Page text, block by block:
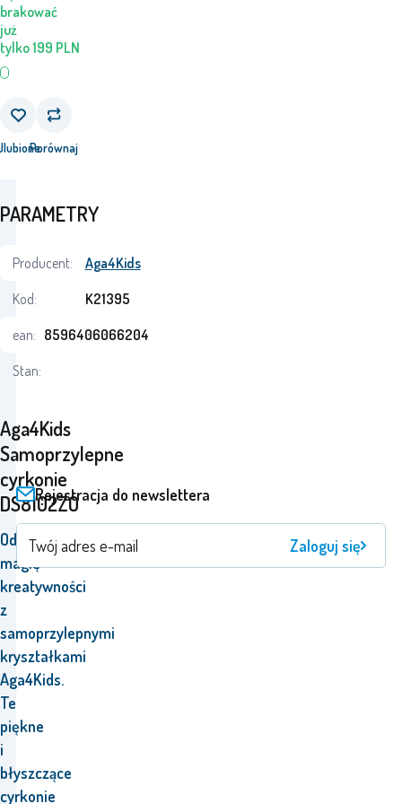
brakować
już
tylko199 PLN
Porównaj
Aga4Kids
Samoprzylepne
cyrkonie
DS8102ZO
Odkryj
magię
kreatywności
z
samoprzylepnymi
kryształkami
Aga4Kids.
Te
piękne
i
błyszczące
cyrkonie
PARAMETRY
Producent:
Aga4Kids
Kod:
K21395
ean: 8596406066204
Stan:
Rejestracja do newslettera
Zaloguj się